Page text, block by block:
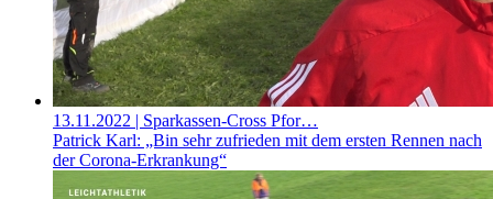
13.11.2022 | Sparkassen-Cross Pfor…
Patrick Karl: „Bin sehr zufrieden mit dem ersten Rennen nach
der Corona-Erkrankung“